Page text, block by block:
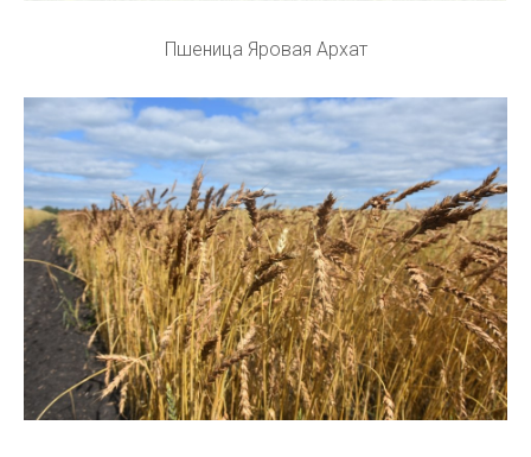
Пшеница Яровая Архат